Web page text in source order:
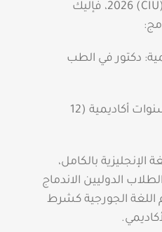
جامعة القوقاز الدولية (CIU) 2026، فإليك
دكتور في الطب
مدة الدراسة: 6 سنوات أكاديمية (12
الإنجليزية بالكامل،
الدوليين الاندماج
اللغة الجورجية كشرط